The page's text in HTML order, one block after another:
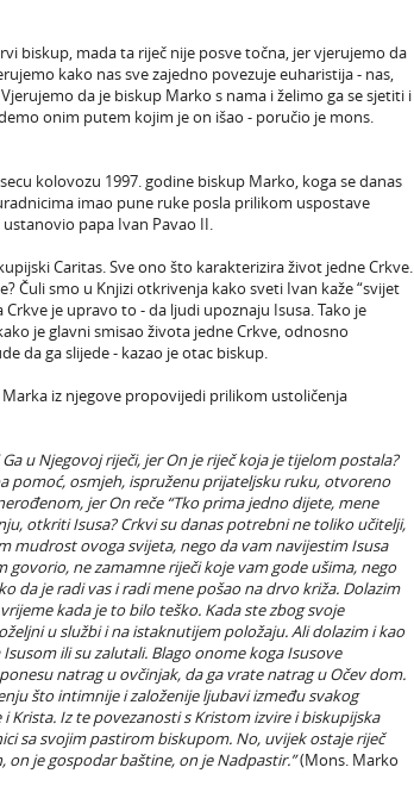
biskup, mada ta riječ nije posve točna, jer vjerujemo da
kako nas sve zajedno povezuje euharistija - nas,
da je biskup Marko s nama i želimo ga se sjetiti i
onim putem kojim je on išao - poručio je mons.
kolovozu 1997. godine biskup Marko, koga se danas
imao pune ruke posla prilikom uspostave
papa Ivan Pavao II.
Caritas. Sve ono što karakterizira život jedne Crkve.
Čuli smo u Knjizi otkrivenja kako sveti Ivan kaže “svijet
Crkve je upravo to - da ljudi upoznaju Isusa. Tako je
je glavni smisao života jedne Crkve, odnosno
da ga slijede - kazao je otac biskup.
iz njegove propovijedi prilikom ustoličenja
u Njegovoj riječi, jer On je riječ koja je tijelom postala?
pomoć, osmjeh, ispruženu prijateljsku ruku, otvoreno
jer On reče “Tko prima jedno dijete, mene
otkriti Isusa? Crkvi su danas potrebni ne toliko učitelji,
mudrost ovoga svijeta, nego da vam navijestim Isusa
govorio, ne zamamne riječi koje vam gode ušima, nego
da je radi vas i radi mene pošao na drvo križa. Dolazim
kada je to bilo teško. Kada ste zbog svoje
u službi i na istaknutijem položaju. Ali dolazim i kao
ili su zalutali. Blago onome koga Isusove
natrag u ovčinjak, da ga vrate natrag u Očev dom.
što intimnije i založenije ljubavi između svakog
Krista. Iz te povezanosti s Kristom izvire i biskupijska
sa svojim pastirom biskupom. No, uvijek ostaje riječ
on je gospodar baštine, on je Nadpastir.”(Mons. Marko